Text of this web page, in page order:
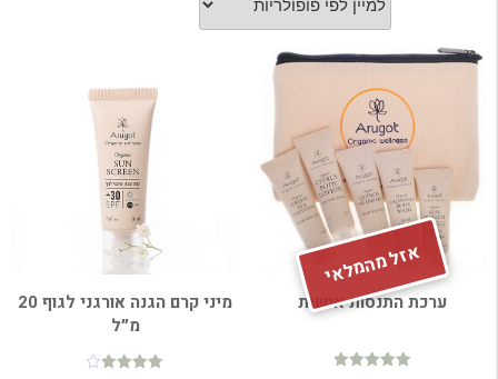
אזל מהמלאי
ערכת התנסות אישית
מיני קרם הגנה אורגני לגוף 20
מ״ל